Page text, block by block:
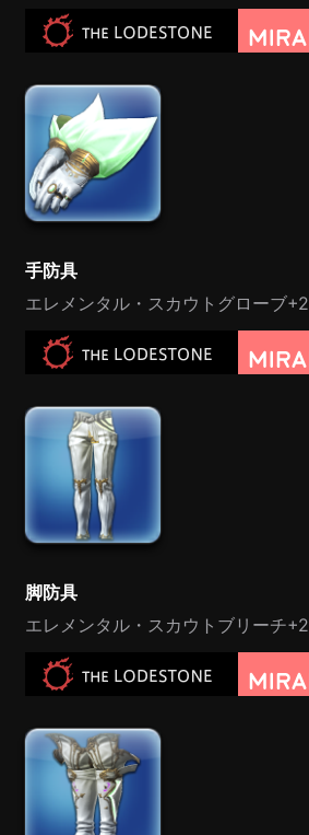
手防具
エレメンタル・スカウトグローブ+2
脚防具
エレメンタル・スカウトブリーチ+2